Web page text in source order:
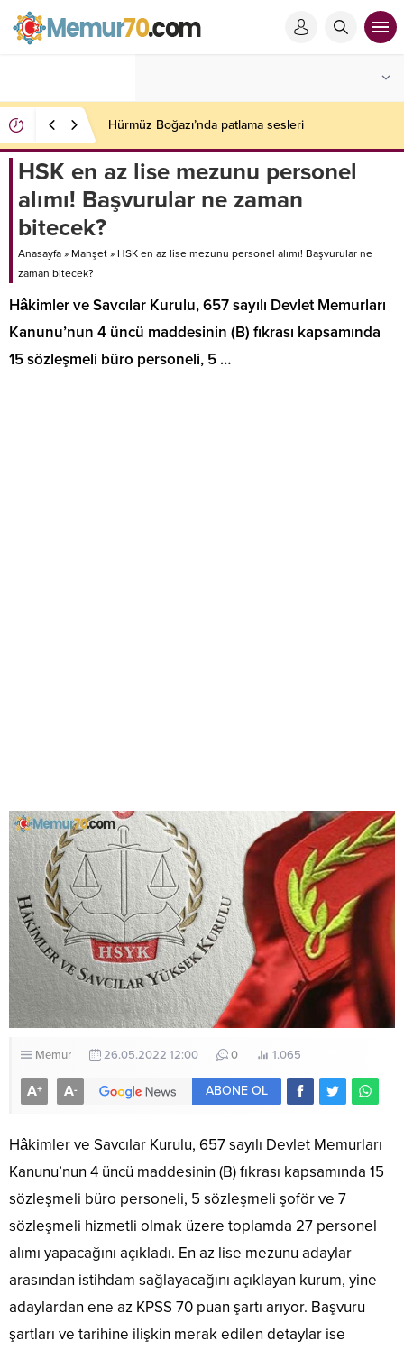
Hürmüz Boğazı’nda patlama sesleri
HSK en az lise mezunu personel
alımı! Başvurular ne zaman
bitecek?
Anasayfa » Manşet » HSK en az lise mezunu personel alımı! Başvurular ne
zaman bitecek?
Hâkimler ve Savcılar Kurulu, 657 sayılı Devlet Memurları
Kanunu’nun 4 üncü maddesinin (B) fıkrası kapsamında
15 sözleşmeli büro personeli, 5 …
Memur 26.05.2022 12:00 0 1.065
A+ A- ABONE OL
Hâkimler ve Savcılar Kurulu, 657 sayılı Devlet Memurları
Kanunu’nun 4 üncü maddesinin (B) fıkrası kapsamında 15
sözleşmeli büro personeli, 5 sözleşmeli şoför ve 7
sözleşmeli hizmetli olmak üzere toplamda 27 personel
alımı yapacağını açıkladı. En az lise mezunu adaylar
arasından istihdam sağlayacağını açıklayan kurum, yine
adaylardan ene az KPSS 70 puan şartı arıyor. Başvuru
şartları ve tarihine ilişkin merak edilen detaylar ise